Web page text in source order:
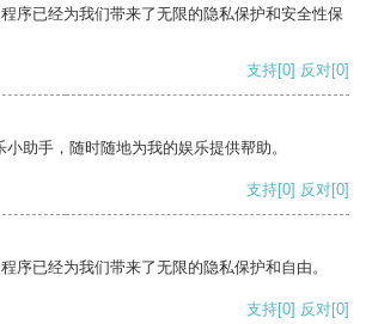
序已经为我们带来了无限的隐私保护和安全性保
支持[0] 反对[0]
助手，随时随地为我的娱乐提供帮助。
支持[0] 反对[0]
序已经为我们带来了无限的隐私保护和自由。
支持[0] 反对[0]